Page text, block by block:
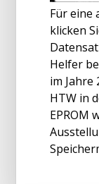
Für eine
klicken
Helfer
im
HTW in
EPROM